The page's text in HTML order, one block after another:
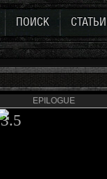
ПОИСК СТАТЬИ
EPILOGUE
3.5